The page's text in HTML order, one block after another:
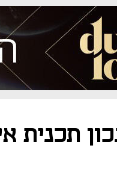
תכנית